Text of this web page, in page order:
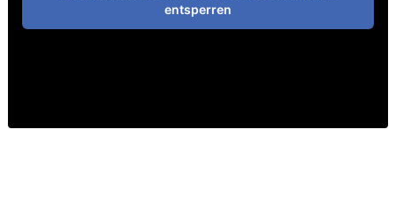
entsperren